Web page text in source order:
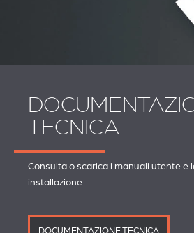
TECNICA
Consulta o scarica i manuali utente e
installazione.